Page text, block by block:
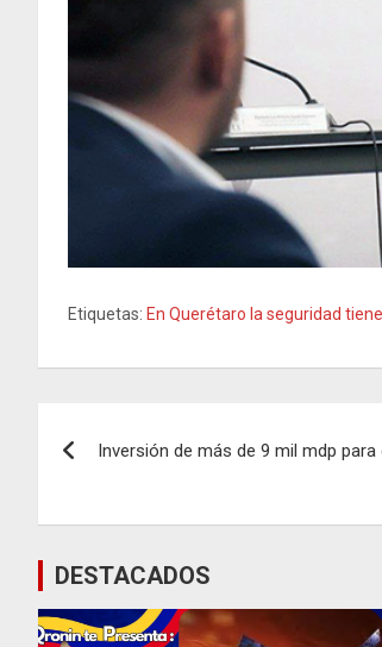
Etiquetas: En Querétaro la seguridad
de
entradas
Inversión de más de 9 mil mdp para
DESTACADOS